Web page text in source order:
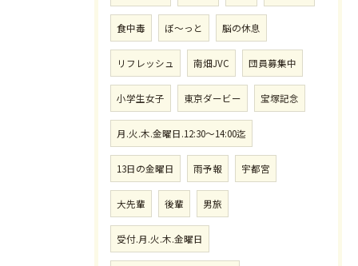
食中毒 ぼ〜っと 脳の休息
リフレッシュ 南畑JVC 団員募集中
小学生女子 東京ダービー 宝塚記念
月.火.木.金曜日.12:30〜14:00迄
13日の金曜日 雨予報 宇都宮
大先輩 後輩 男旅
受付.月.火.木.金曜日